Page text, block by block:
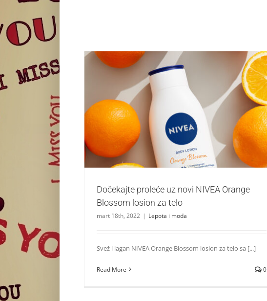
Dočekajte proleće uz novi NIVEA Orange Blossom losion za
Lepota i moda
Dočekajte proleće uz novi NIVEA Orange
Blossom losion za telo
mart 18th, 2022 | Lepota i moda
Svež i lagan NIVEA Orange Blossom losion za telo sa [...]
Read More 0